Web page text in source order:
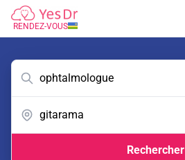
RENDEZ-VOUS
Rechercher